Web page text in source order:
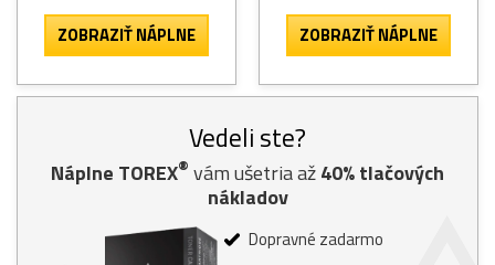
ZOBRAZIŤ NÁPLNE ZOBRAZIŤ NÁPLNE
Vedeli ste?
Náplne TOREX® vám ušetria až40% tlačových
nákladov
Dopravné zadarmo